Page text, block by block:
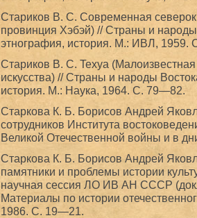
Стариков В. C. Современная
провинция Хэбэй) // Страны и
этнография, история. М.: ИВЛ, 1959.
Стариков В. С. Texya (Малоизвестная
искусства) // Страны и народы
история. М.: Наука, 1964. С. 79—82.
Старкова К. Б. Борисов Андрей
сотрудников Института
Великой Отечественной войны и в
Старкова К. Б. Борисов Андрей
памятники и проблемы истории
научная сессия ЛО ИВ АН СССР
Материалы по истории
1986. С. 19—21.